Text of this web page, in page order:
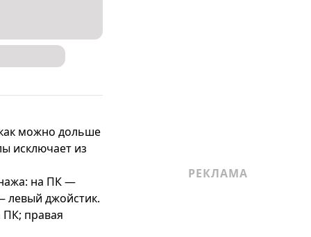
можно дольше
исключает из
на ПК —
левый джойстик.
правая